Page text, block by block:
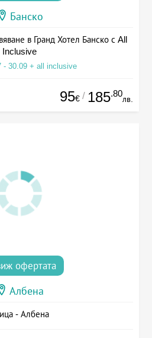
Банско
в Гранд Хотел Банско с All
Inclusive
- 30.09 + all inclusive
95€ / 185.80
лв.
офертата
Албена
- Албена